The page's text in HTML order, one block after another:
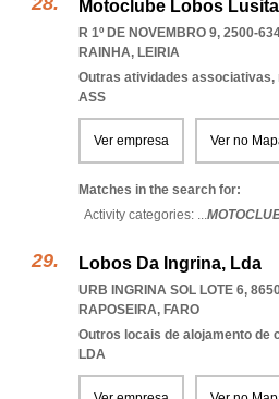
Motoclube Lobos
R 1º DE NOVEMBRO 9, 2500-
RAINHA, LEIRIA
Outras atividades associativas,
ASS
Ver empresa Ver no
Matches in the search for:
Activity categories: ...
Lobos Da Ingrina, Lda
URB INGRINA SOL LOTE 6,
RAPOSEIRA, FARO
Outros locais de alojamento de
LDA